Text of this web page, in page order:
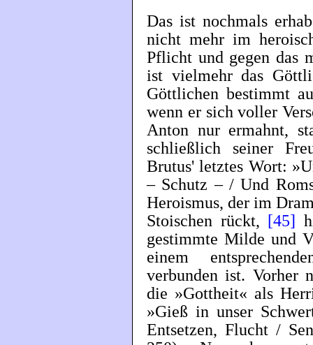
Das ist nochmals
nicht mehr im
Pflicht und gegen das
ist vielmehr das
Göttlichen bestimmt
wenn er sich voller
Anton nur ermahnt,
schließlich seiner
Brutus' letztes Wort:
– Schutz – / Und
Heroismus, der im
Stoischen rückt, [45]
gestimmte Milde und
einem
verbunden ist. Vorher
die »Gottheit« als
»Gieß in unser
Entsetzen, Flucht /